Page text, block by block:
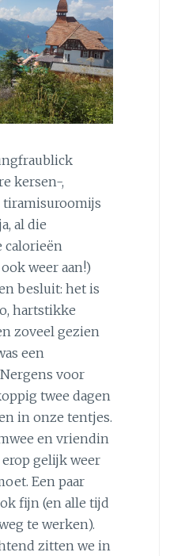
kersen-,
tiramisuroomijs
al die
calorieën
weer aan!)
besluit: het is
hartstikke
zoveel gezien
een
voor
twee dagen
in onze tentjes.
en vriendin
gelijk weer
Een paar
fijn (en alle tijd
te werken).
zitten we in